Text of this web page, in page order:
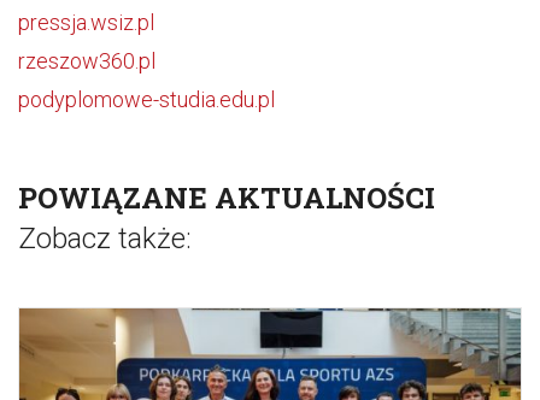
pressja.wsiz.pl
rzeszow360.pl
podyplomowe-studia.edu.pl
POWIĄZANE AKTUALNOŚCI
Zobacz także: